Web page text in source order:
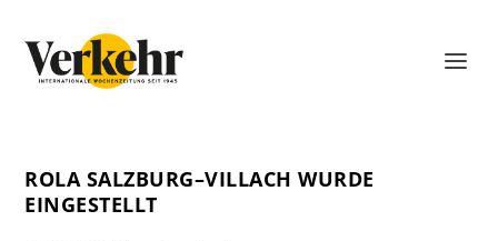
ROLA SALZBURG–VILLACH WURDE
EINGESTELLT